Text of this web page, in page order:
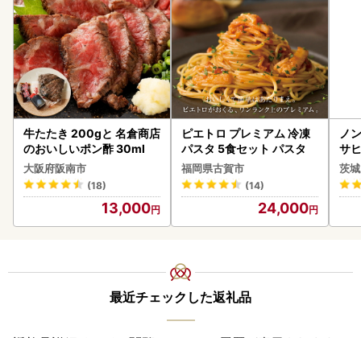
牛たたき 200gと 名倉商店
のおいしいポン酢 30ml
大阪府阪南市
(18)
13,000
ピエトロ プレミアム 冷凍
パスタ 5食セット パスタ
福岡県古賀市
(14)
24,000
ノ
サ
本
守
茨
最近チェックした返礼品